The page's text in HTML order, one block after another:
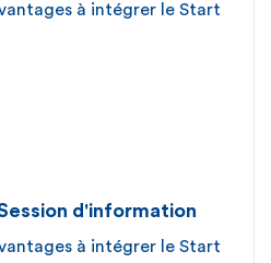
à intégrer le Start
d'information
à intégrer le Start